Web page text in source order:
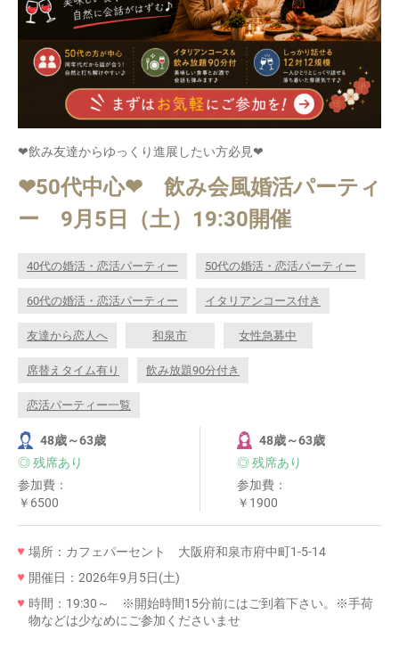
❤飲み友達からゆっくり進展したい方必見❤
❤50代中心❤ 飲み会風婚活パーティ
ー 9月5日（土）19:30開催
40代の婚活・恋活パーティー 50代の婚活・恋活パーティー
60代の婚活・恋活パーティー イタリアンコース付き
友達から恋人へ 和泉市 女性急募中
席替えタイム有り 飲み放題90分付き
恋活パーティー一覧
48歳～63歳
◎ 残席あり
参加費：
￥6500
48歳～63歳
◎ 残席あり
参加費：
￥1900
場所：カフェパーセント 大阪府和泉市府中町1-5-14
開催日：2026年9月5日(土)
時間：19:30～ ※開始時間15分前にはご到着下さい。※手荷
物などは少なめにご参加くださいませ